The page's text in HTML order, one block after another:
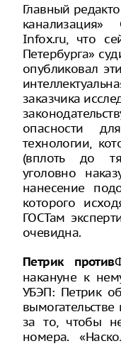
Главный
Infox.ru, что
Петербурга»
опубликовал
заказчика
опасности
технологии,
(вплоть до
уголовно
нанесение
которого
ГОСТам
очевидна.
Петрик против
накануне к
УБЭП: Петрик
за то, чтобы
номера.